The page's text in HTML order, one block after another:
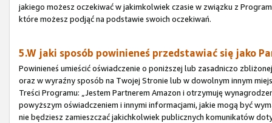
jakiego możesz oczekiwać w jakimkolwiek czasie w związku z
które możesz podjąć na podstawie swoich oczekiwań.
5.W jaki sposób powinieneś przedstawiać się jako
Powinieneś umieścić oświadczenie o poniższej lub zasadniczo
oraz w wyraźny sposób na Twojej Stronie lub w dowolnym innym
Treści Programu: „Jestem Partnerem Amazon i otrzymuję
powyższym oświadczeniem i innymi informacjami, jakie mogą być
nie będziesz zamieszczać jakichkolwiek publicznych komunikatów